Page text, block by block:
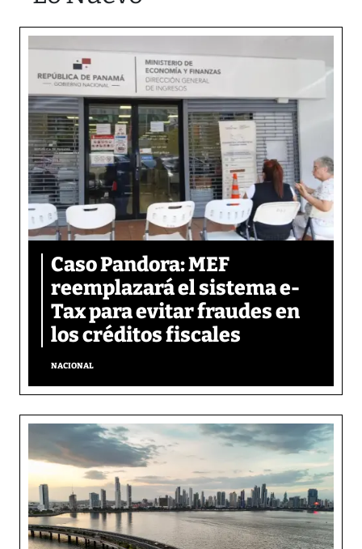
Caso Pandora: MEF
reemplazará el sistema e-
Tax para evitar fraudes en
los créditos fiscales
NACIONAL